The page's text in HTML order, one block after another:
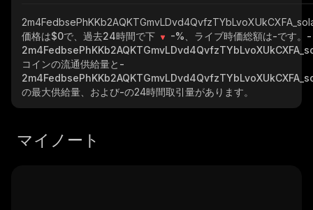
価格は$0で、過去24時間で下
-% 、ライブ時価総額は-です。 -
コインの流通供給量と -
の最大供給量、および-の24時間取引量があります。
マイノート